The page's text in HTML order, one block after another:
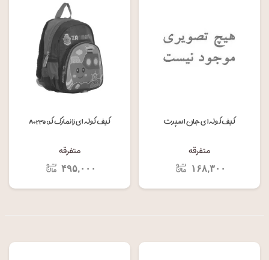
کیف کوله ای جان اسپرت
متفرقه
۱۶۸,۳۰۰
کیف کوله ای زانمارک کد: A۰۲۳a
متفرقه
۴۹۵,۰۰۰